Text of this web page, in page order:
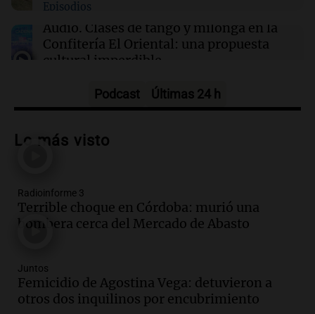
11:34 Deportes
Thiago Tirante busca avanzar a octavos en el
Masters de Canadá ante Popyrin
Episodios
Audio. Clases de tango y milonga en la
Confitería El Oriental: una propuesta
cultural imperdible
Audio.Más de la mitad de la población
de la UBA
Audio.
Cayetano pidiendo trabajo y salud en
Córdoba
Audio. "Tiene que haber una
reglamentación": el reclamo del Kennel
Podcast Últimas 24 h
Lo más visto
Radioinforme 3
Terrible choque en Córdoba: murió una
bombera cerca del Mercado de Abasto
Juntos
Femicidio de Agostina Vega: detuvieron a
otros dos inquilinos por encubrimiento